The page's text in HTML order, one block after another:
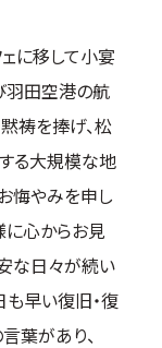
に移して小宴
羽田空港の航
祷を捧げ、松
る大規模な地
悔やみを申し
に心からお見
な日々が続い
も早い復旧・復
葉があり、